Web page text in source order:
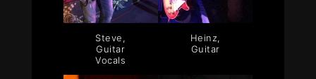
Steve,
Guitar
Vocals
Heinz,
Guitar